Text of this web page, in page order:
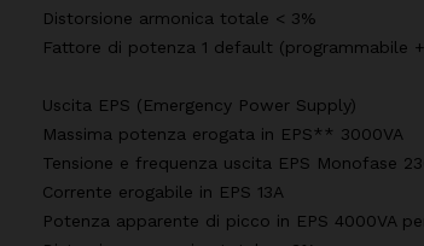
Distorsione armonica totale < 3%
Fattore di potenza 1 default (programmabile
Uscita EPS (Emergency Power Supply)
Massima potenza erogata in EPS** 3000VA
Tensione e frequenza uscita EPS Monofase
Corrente erogabile in EPS 13A
Potenza apparente di picco in EPS 4000VA